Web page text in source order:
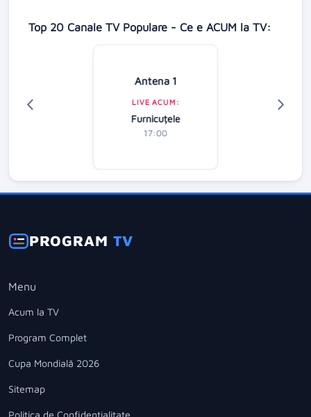
Top 20 Canale TV Populare - Ce e ACUM la TV:
Antena 1
LIVE ACUM:
Furnicuțele
17:00
PROGRAMTV
Menu
Acum la TV
Program Complet
Cupa Mondială 2026
Sitemap
Politica de Confidentialitate